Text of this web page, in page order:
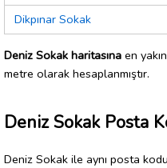
Dikpınar Sokak
Deniz Sokak haritasına en
metre olarak hesaplanmıştır.
Deniz Sokak Posta
Deniz Sokak ile aynı posta